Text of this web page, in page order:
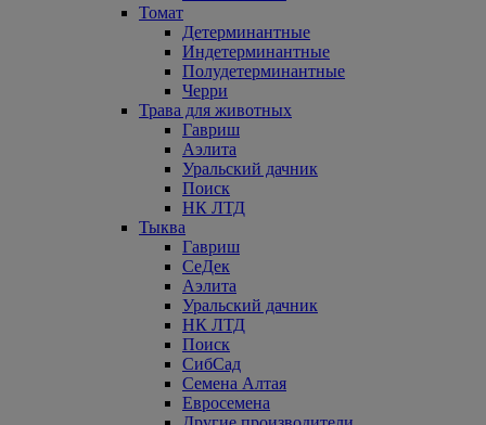
Томат
Детерминантные
Индетерминантные
Полудетерминантные
Черри
Трава для животных
Гавриш
Аэлита
Уральский дачник
Поиск
НК ЛТД
Тыква
Гавриш
СеДек
Аэлита
Уральский дачник
НК ЛТД
Поиск
СибСад
Семена Алтая
Евросемена